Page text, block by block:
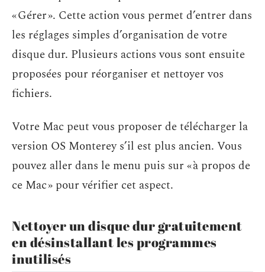
« Gérer ». Cette action vous permet d’entrer dans
les réglages simples d’organisation de votre
disque dur. Plusieurs actions vous sont ensuite
proposées pour réorganiser et nettoyer vos
fichiers.
Votre Mac peut vous proposer de télécharger la
version OS Monterey s’il est plus ancien. Vous
pouvez aller dans le menu puis sur « à propos de
ce Mac » pour vérifier cet aspect.
Nettoyer un disque dur gratuitement
en désinstallant les programmes
inutilisés